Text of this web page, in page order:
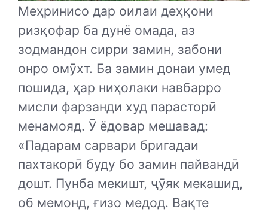
Меҳринисо дар оилаи деҳқони
ризқофар ба дунё омада, аз
зодмандон сирри замин, забони
онро омӯхт. Ба замин донаи умед
пошида, ҳар ниҳолаки навбарро
мисли фарзанди худ парасторӣ
менамояд. Ӯ ёдовар мешавад:
«Падарам сарвари бригадаи
пахтакорӣ буду бо замин пайвандӣ
дошт. Пунба мекишт, ҷӯяк мекашид,
об мемонд, ғизо медод. Вақте